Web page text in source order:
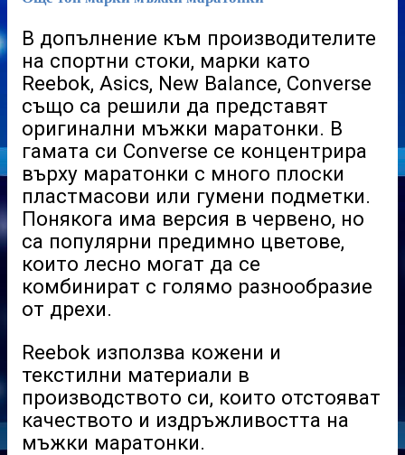
В допълнение към производителите
на спортни стоки, марки като
Reebok, Asics, New Balance, Converse
също са решили да представят
оригинални мъжки маратонки. В
гамата си Converse се концентрира
върху маратонки с много плоски
пластмасови или гумени подметки.
Понякога има версия в червено, но
са популярни предимно цветове,
които лесно могат да се
комбинират с голямо разнообразие
от дрехи.
Reebok използва кожени и
текстилни материали в
производството си, които отстояват
качеството и издръжливостта на
мъжки маратонки.